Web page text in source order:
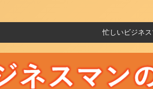
忙しいビジネ